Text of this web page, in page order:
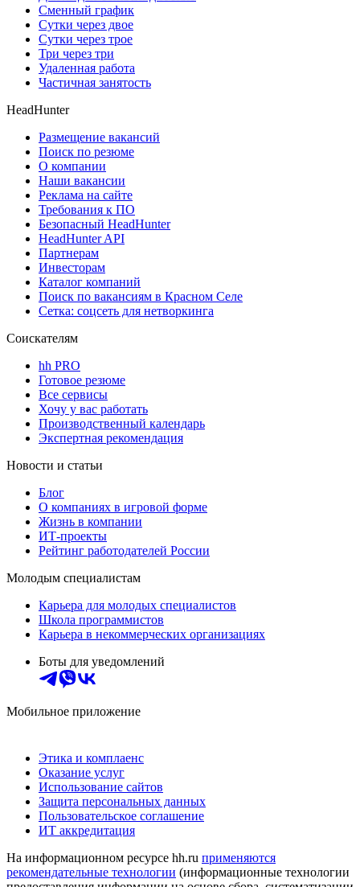
Сменный график
Сутки через двое
Сутки через трое
Три через три
Удаленная работа
Частичная занятость
HeadHunter
Размещение вакансий
Поиск по резюме
О компании
Наши вакансии
Реклама на сайте
Требования к ПО
Безопасный HeadHunter
HeadHunter API
Партнерам
Инвесторам
Каталог компаний
Поиск по вакансиям в Красном Селе
Сетка: соцсеть для нетворкинга
Соискателям
hh PRO
Готовое резюме
Все сервисы
Хочу у вас работать
Производственный календарь
Экспертная рекомендация
Новости и статьи
Блог
О компаниях в игровой форме
Жизнь в компании
ИТ-проекты
Рейтинг работодателей России
Молодым специалистам
Карьера для молодых специалистов
Школа программистов
Карьера в некоммерческих организациях
Боты для уведомлений
Мобильное приложение
Этика и комплаенс
Оказание услуг
Использование сайтов
Защита персональных данных
Пользовательское соглашение
ИТ аккредитация
На информационном ресурсе hh.ru применяются
рекомендательные технологии (информационные технологии